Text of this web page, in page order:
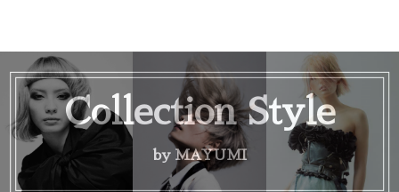
Collection Style
by MAYUMI